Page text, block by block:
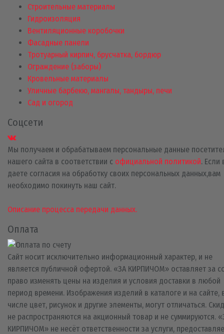
Строительные материалы
Гидроизоляция
Вентиляционные коробочки
Фасадные панели
Тротуарный кирпич, брусчатка, бордюр
Ограждение (заборы)
Кровельные материалы
Уличные барбекю, мангалы, тандыры, печи
Сад и огород
Соцсети
Мы получаем и обрабатываем персональные данные
нашего сайта в соответствии с официальной политикой. Если
даете согласия на обработку своих персональных данных,вам
необходимо покинуть наш сайт.
Описание процесса передачи данных.
Оплата
Сайт носит исключительно информационный характер, и не
является публичной офертой. «ЗА КИРПИЧОМ» оставляет за
право изменять цены на изделия и условия доставки в любой
период времени. Изображения изделий в каталоге и на сайте,
числе цвет, рисунок и другие элементы, могут отличаться.
не распространяются на акционный товар и не суммируются.
КИРПИЧОМ» не несёт ответственности за услуги,